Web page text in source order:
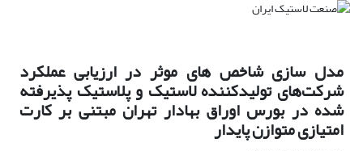
مدل سازی شاخص های موثر در ارزیابی عملکرد
شرکت‌های تولیدکننده لاستیک و پلاستیک پذیرفته
‌شده در بورس اوراق بهادار تهران مبتنی بر کارت
امتیازی متوازن پایدار